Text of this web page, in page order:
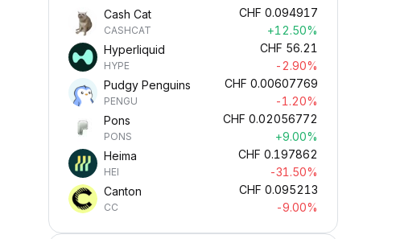
Cash Cat
CASHCAT
CHF 0.094917
+12.50%
Hyperliquid
HYPE
CHF 56.21
-2.90%
Pudgy Penguins
PENGU
CHF 0.00607769
-1.20%
Pons
PONS
CHF 0.02056772
+9.00%
Heima
HEI
CHF 0.197862
-31.50%
Canton
CC
CHF 0.095213
-9.00%